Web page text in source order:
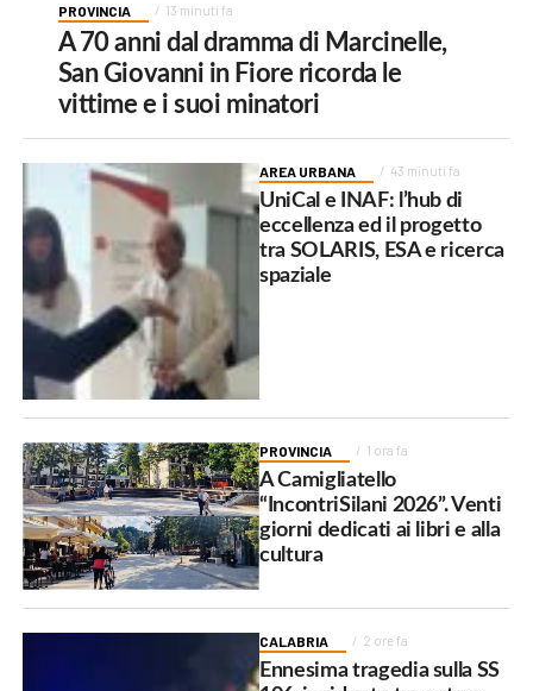
PROVINCIA 13 minuti fa
A 70 anni dal dramma di Marcinelle,
San Giovanni in Fiore ricorda le
vittime e i suoi minatori
AREA URBANA 43 minuti fa
UniCal e INAF: l’hub di
eccellenza ed il progetto
tra SOLARIS, ESA e ricerca
spaziale
PROVINCIA 1 ora fa
A Camigliatello
“IncontriSilani 2026”. Venti
giorni dedicati ai libri e alla
cultura
CALABRIA 2 ore fa
Ennesima tragedia sulla SS